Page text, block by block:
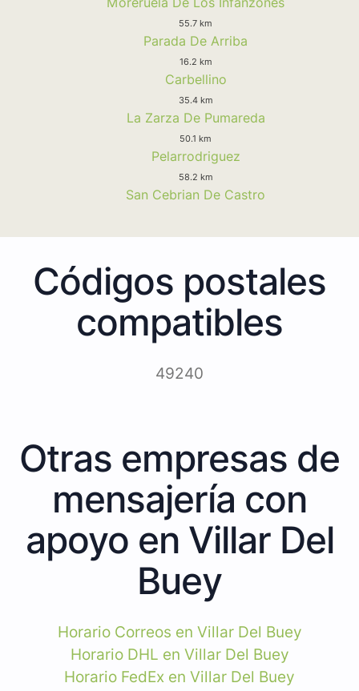
55.7 km
Parada De Arriba
16.2 km
Carbellino
35.4 km
La Zarza De Pumareda
50.1 km
Pelarrodriguez
58.2 km
San Cebrian De Castro
Códigos postales
compatibles
49240
Otras empresas de
mensajería con
apoyo en Villar Del
Buey
Horario Correos en Villar Del Buey
Horario DHL en Villar Del Buey
Horario FedEx en Villar Del Buey